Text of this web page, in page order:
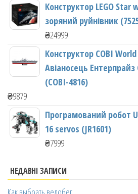
Конструктор LEGO Star
зоряний руйнівник
₴24999
Конструктор COBI
Авіаносець Ентерпрайз
(COBI-4816)
₴9879
Програмований робот
16 servos (JR1601)
₴7999
НЕДАВНІ ЗАПИСИ